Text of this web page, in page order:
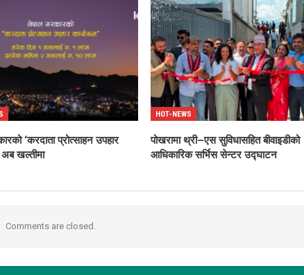
‘करदाता प्रोत्साहन उपहार
अब खल्तीमा
HOT-NEWS
पोखरामा थ्री–एस सुविधासहित बीवाइडीको
आधिकारिक सर्भिस सेन्टर उद्घाटन
Comments are closed.